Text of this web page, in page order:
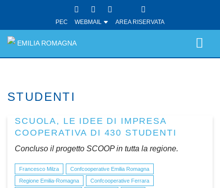
PEC WEBMAIL AREA RISERVATA
EMILIA ROMAGNA
STUDENTI
SCUOLA, LE IDEE DI IMPRESA
COOPERATIVA DI 430 STUDENTI
Concluso il progetto SCOOP in tutta la regione.
Francesco Milza
Confcooperative Emilia Romagna
Regione Emilia-Romagna
Confcooperative Ferrara